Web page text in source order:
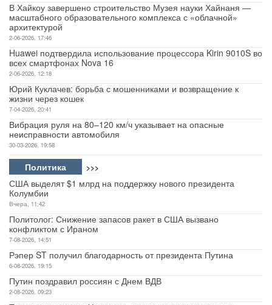
В Хайкоу завершено строительство Музея науки Хайнаня —
масштабного образовательного комплекса с «облачной»
архитектурой
2-06-2026, 17:46
Huawei подтвердила использование процессора Kirin 9010S во
всех смартфонах Nova 16
2-06-2026, 12:18
Юрий Куклачев: борьба с мошенниками и возвращение к
жизни через кошек
7-04-2026, 20:41
Вибрация руля на 80–120 км/ч указывает на опасные
неисправности автомобиля
30-03-2026, 19:58
Политика >>>
США выделят $1 млрд на поддержку нового президента
Колумбии
Вчера, 11:42
Политолог: Снижение запасов ракет в США вызвано
конфликтом с Ираном
7-08-2026, 14:51
Рэпер ST получил благодарность от президента Путина
6-08-2026, 19:15
Путин поздравил россиян с Днем ВДВ
2-08-2026, 09:23